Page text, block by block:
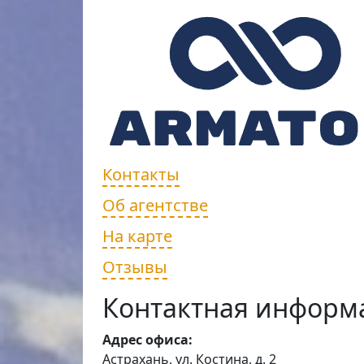
Контакты
Об агентстве
На карте
Отзывы
Контактная
Адрес офиса:
Астрахань, ул. Костина, д. 2